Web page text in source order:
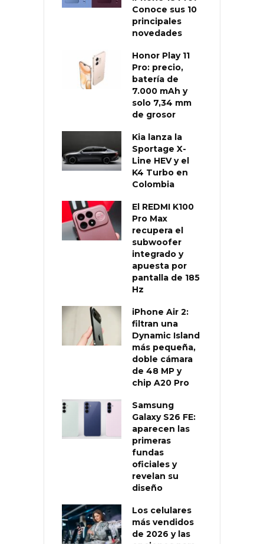
Conoce sus 10
principales
novedades
Honor Play 11
Pro: precio,
batería de
7.000 mAh y
solo 7,34 mm
de grosor
Kia lanza la
Sportage X-
Line HEV y el
K4 Turbo en
Colombia
El REDMI K100
Pro Max
recupera el
subwoofer
integrado y
apuesta por
pantalla de 185
Hz
iPhone Air 2:
filtran una
Dynamic Island
más pequeña,
doble cámara
de 48 MP y
chip A20 Pro
Samsung
Galaxy S26 FE:
aparecen las
primeras
fundas
oficiales y
revelan su
diseño
Los celulares
más vendidos
de 2026 y las